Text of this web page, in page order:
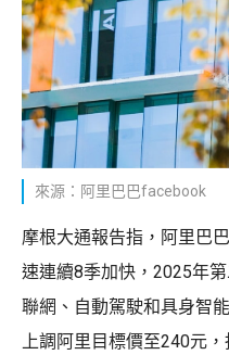
來源：阿里巴巴facebook
摩根大通報告指，阿里巴
速連續8季加快，2025年
聯網、自動駕駛和具身智
上調阿里目標價至240元